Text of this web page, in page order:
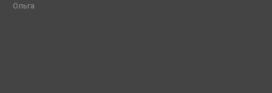
Ольга